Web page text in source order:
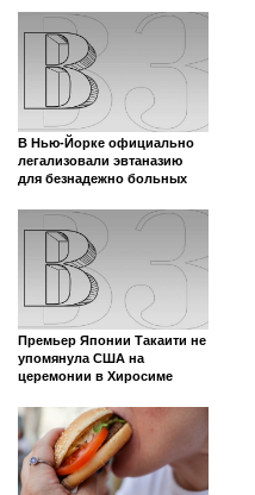
В Нью-Йорке официально
легализовали эвтаназию
для безнадежно больных
Премьер Японии Такаити не
упомянула США на
церемонии в Хиросиме